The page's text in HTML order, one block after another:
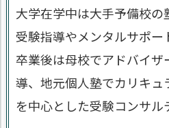
大学在学中は大手予備校の
受験指導やメンタルサポー
卒業後は母校でアドバイザ
導、地元個人塾でカリキュ
を中心とした受験コンサル